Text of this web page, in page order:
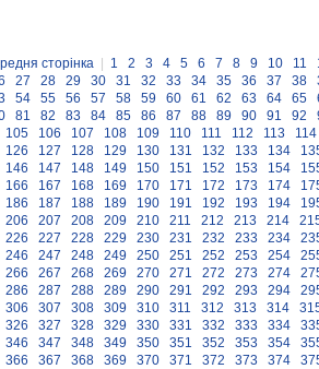
сторінка 1 2 3 4 5 6 7 8 9 10 11
27 28 29 30 31 32 33 34 35 36 37 38
54 55 56 57 58 59 60 61 62 63 64 65
81 82 83 84 85 86 87 88 89 90 91 92
105 106 107 108 109 110 111 112 113 114
126 127 128 129 130 131 132 133 134
146 147 148 149 150 151 152 153 154
166 167 168 169 170 171 172 173 174
186 187 188 189 190 191 192 193 194
206 207 208 209 210 211 212 213 214
226 227 228 229 230 231 232 233 234
246 247 248 249 250 251 252 253 254
266 267 268 269 270 271 272 273 274
286 287 288 289 290 291 292 293 294
306 307 308 309 310 311 312 313 314
326 327 328 329 330 331 332 333 334
346 347 348 349 350 351 352 353 354
366 367 368 369 370 371 372 373 374